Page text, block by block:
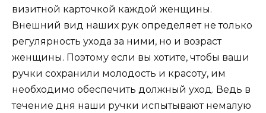
визитной карточкой каждой женщины.
Внешний вид наших рук определяет не только
регулярность ухода за ними, но и возраст
женщины. Поэтому если вы хотите, чтобы ваши
ручки сохранили молодость и красоту, им
необходимо обеспечить должный уход. Ведь в
течение дня наши ручки испытывают немалую